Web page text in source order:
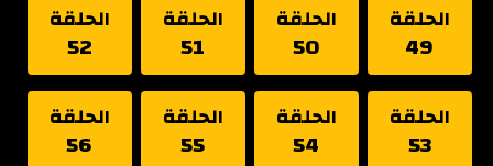
الحلقة
49
الحلقة
50
الحلقة
51
الحلقة
52
الحلقة
53
الحلقة
54
الحلقة
55
الحلقة
56